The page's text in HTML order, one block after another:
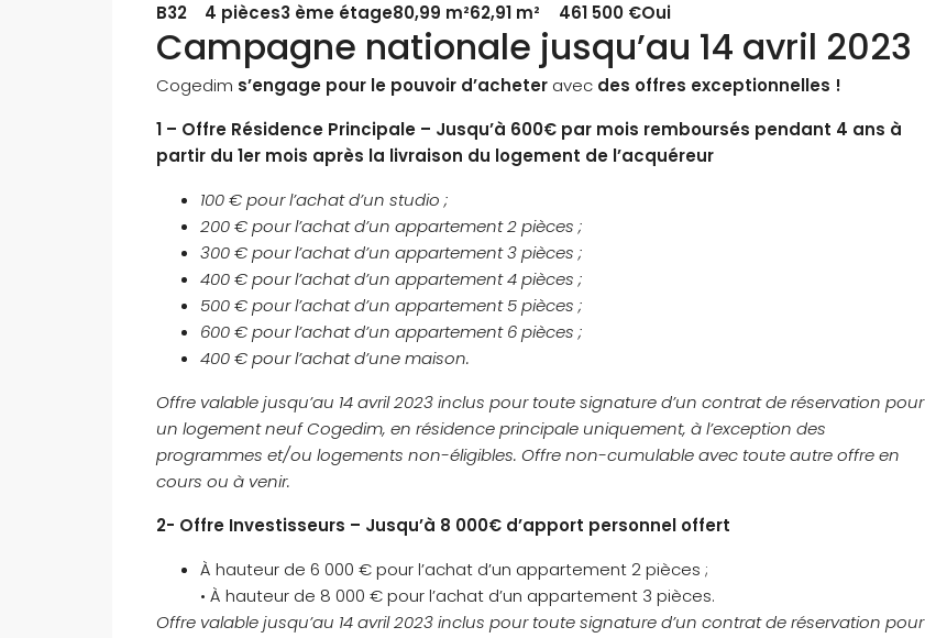
B32 4 pièces3 ème étage80,99 m²62,91 m² 461 500 €Oui
Campagne nationale jusqu’au 14 avril 2023
Cogedim s’engage pour le pouvoir d’acheter avec des offres exceptionnelles !
1 – Offre Résidence Principale – Jusqu’à 600€ par mois remboursés pendant 4 ans à
partir du 1er mois après la livraison du logement de l’acquéreur
100 € pour l’achat d’un studio ;
200 € pour l’achat d’un appartement 2 pièces ;
300 € pour l’achat d’un appartement 3 pièces ;
400 € pour l’achat d’un appartement 4 pièces ;
500 € pour l’achat d’un appartement 5 pièces ;
600 € pour l’achat d’un appartement 6 pièces ;
400 € pour l’achat d’une maison.
Offre valable jusqu’au 14 avril 2023 inclus pour toute signature d’un contrat de réservation pour
un logement neuf Cogedim, en résidence principale uniquement, à l’exception des
programmes et/ou logements non-éligibles. Offre non-cumulable avec toute autre offre en
cours ou à venir.
2- Offre Investisseurs – Jusqu’à 8 000€ d’apport personnel offert
À hauteur de 6 000 € pour l’achat d’un appartement 2 pièces ;
• À hauteur de 8 000 € pour l’achat d’un appartement 3 pièces.
Offre valable jusqu’au 14 avril 2023 inclus pour toute signature d’un contrat de réservation pour